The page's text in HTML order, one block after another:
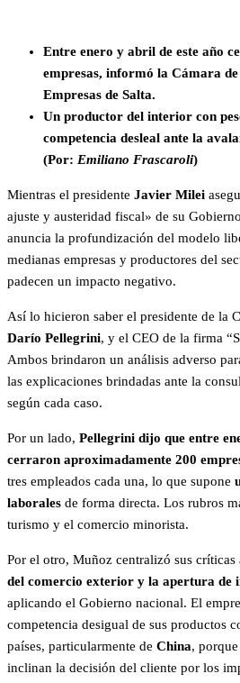
Entre enero y abril de este año
empresas, informó la Cámara de
Empresas de Salta.
Un productor del interior con
competencia desleal ante la
(Por: Emiliano Frascaroli)
Mientras el presidente Javier Milei
ajuste y austeridad fiscal» de su
anuncia la profundización del modelo
medianas empresas y productores del
padecen un impacto negativo.
Así lo hicieron saber el presidente de la
Darío Pellegrini, y el CEO de la firma
Ambos brindaron un análisis adverso
las explicaciones brindadas ante la
según cada caso.
Por un lado, Pellegrini dijo que entre
cerraron aproximadamente 200
tres empleados cada una, lo que supone
laborales de forma directa. Los rubros
turismo y el comercio minorista.
Por el otro, Muñoz centralizó sus críticas
del comercio exterior y la apertura de
aplicando el Gobierno nacional. El
competencia desigual de sus productos
países, particularmente de China,
inclinan la decisión del cliente por los